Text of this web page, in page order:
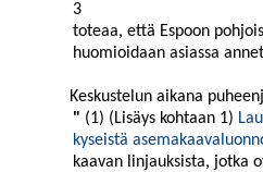
3
toteaa, että Espoon
huomioidaan asiassa
Keskustelun aikana
" (1) (Lisäys kohtaan 1)
kyseistä
kaavan linjauksista, jotka